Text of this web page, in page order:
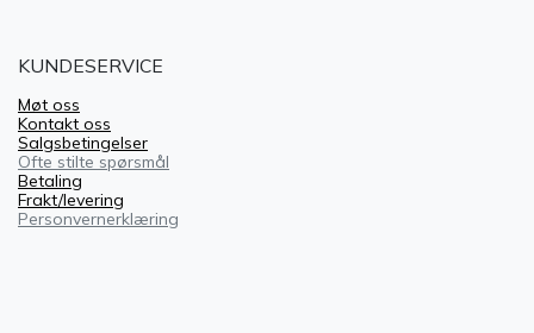
KUNDESERVICE
Møt oss
Kontakt oss
Salgsbetingelser
Ofte stilte spørsmål
Betaling
Frakt/levering
Personvernerklæring